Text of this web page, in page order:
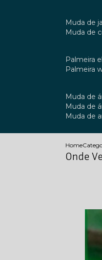
muda de
muda de
palmeira
palmeira
muda de
muda
muda
Home
Onde